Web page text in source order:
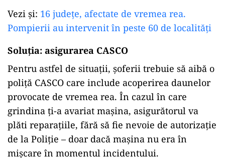
Vezi și: 16 județe, afectate de vremea rea.
Pompierii au intervenit în peste 60 de localități
Soluția: asigurarea CASCO
Pentru astfel de situații, șoferii trebuie să aibă o
poliță CASCO care include acoperirea daunelor
provocate de vremea rea. În cazul în care
grindina ți-a avariat mașina, asigurătorul va
plăti reparațiile, fără să fie nevoie de autorizație
de la Poliție – doar dacă mașina nu era în
mișcare în momentul incidentului.